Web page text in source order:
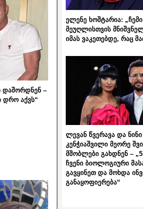
დაშორდნენ –
დრო აქვს“
ელენე ხოშტარია: „ჩემი
მეუღლისთვის
იმას ვაკეთებდე, რაც
ლევან წვერავა და ნინი
კენჭიაშვილი მეორე
მშობლები გახდნენ –
ჩვენი ბიოლოგიური
გავყინეთ და მოხდა
განაყოფიერება“